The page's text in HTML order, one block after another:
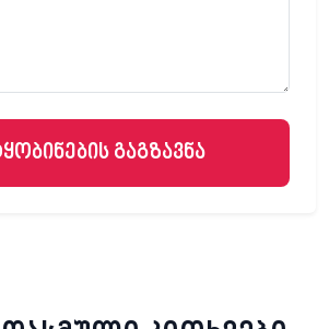
გაგზავნა